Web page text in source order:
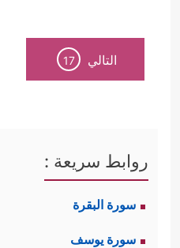
التالي 17
روابط سريعة :
سورة البقرة
سورة يوسف